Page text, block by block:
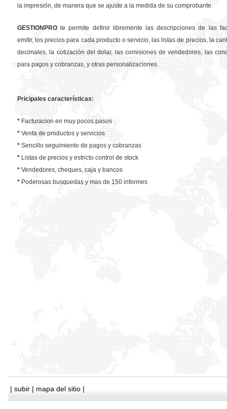
la impresión, de manera que se ajuste a la medida de su comprobante.
GESTION PRO le permite definir libremente las descripciones de las
emitir, los precios para cada producto o servicio, las listas de precios, la
decimales, la cotización del dolar, las comisiones de vendedores, las
para pagos y cobranzas, y otras personalizaciones.
Pricipales características:
* Facturacion en muy pocos pasos
* Venta de productos y servicios
* Sencillo seguimiento de pagos y cobranzas
* Listas de precios y estricto control de stock
* Vendedores, cheques, caja y bancos
* Poderosas busquedas y mas de 150 informes
| subir | mapa del sitio |